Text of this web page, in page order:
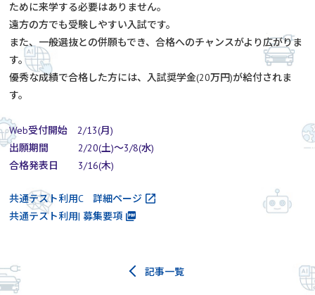
ために来学する必要はありません。
遠方の方でも受験しやすい入試です。
また、一般選抜との併願もでき、合格へのチャンスがより広がりま
す。
優秀な成績で合格した方には、入試奨学金(20万円)が給付されま
す。
Web受付開始 2/13(月)
出願期間 2/20(土)～3/8(水)
合格発表日 3/16(木)
共通テスト利用C 詳細ページ
共通テスト利用| 募集要項
記事一覧